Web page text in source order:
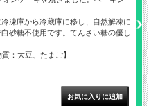
凍庫から冷蔵庫に移し、自然解凍に
砂糖不使用です。てんさい糖の優し
：大豆、たまご】